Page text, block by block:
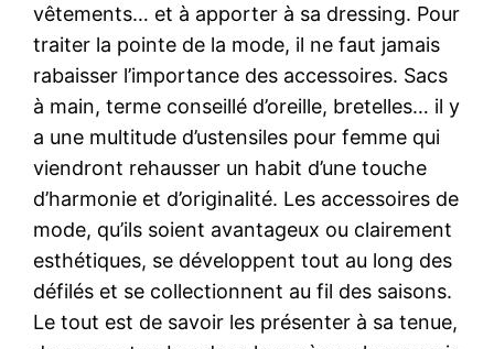
vêtements… et à apporter à sa dressing. Pour
traiter la pointe de la mode, il ne faut jamais
rabaisser l’importance des accessoires. Sacs
à main, terme conseillé d’oreille, bretelles… il y
a une multitude d’ustensiles pour femme qui
viendront rehausser un habit d’une touche
d’harmonie et d’originalité. Les accessoires de
mode, qu’ils soient avantageux ou clairement
esthétiques, se développent tout au long des
défilés et se collectionnent au fil des saisons.
Le tout est de savoir les présenter à sa tenue,